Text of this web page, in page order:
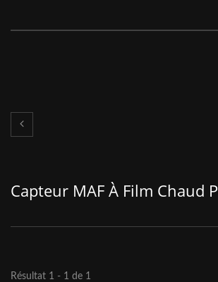
Capteur MAF À Film Chaud
Résultat 1 - 1 de 1